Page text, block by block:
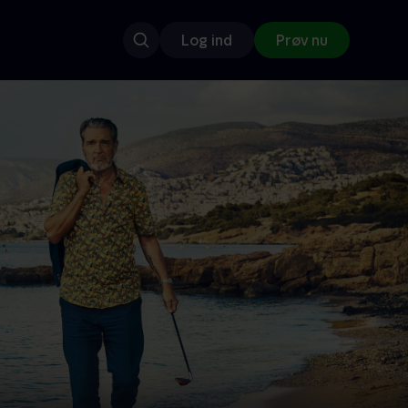
Log ind Prøv nu